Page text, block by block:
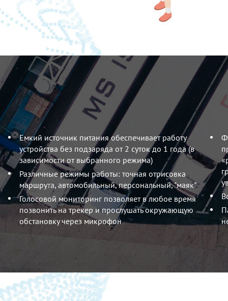
Емкий источник питания обеспечивает работу
устройства без подзаряда от 2 суток до 1 года (в
зависимости от выбранного режима)
Различные режимы работы: точная отрисовка
маршрута, автомобильный, персональный, "маяк"
Голосовой мониторинг позволяет в любое время
позвонить на трекер и прослушать окружающую
обстановку через микрофон